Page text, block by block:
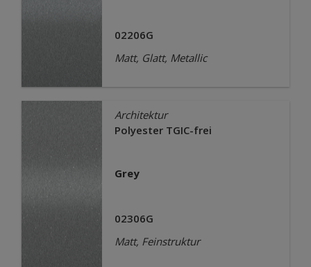
02206G
Matt, Glatt, Metallic
Architektur
Polyester TGIC-frei
Grey
02306G
Matt, Feinstruktur